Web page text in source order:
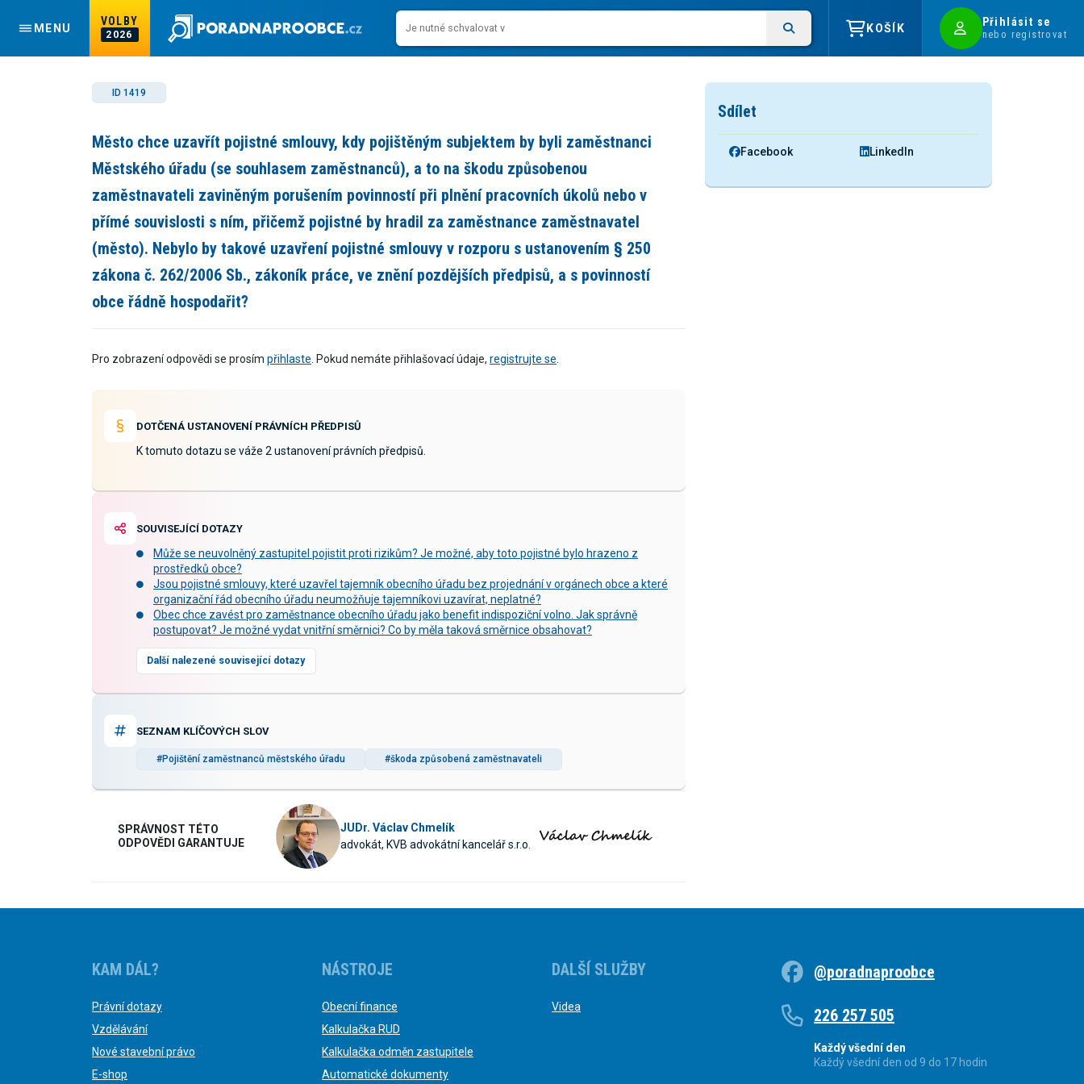
MENU
VOLBY
2026
KOŠÍK Přihlásit se
nebo registrovat
ID 1419
Město chce uzavřít pojistné smlouvy, kdy pojištěným subjektem by byli zaměstnanci
Městského úřadu (se souhlasem zaměstnanců), a to na škodu způsobenou
zaměstnavateli zaviněným porušením povinností při plnění pracovních úkolů nebo v
přímé souvislosti s ním, přičemž pojistné by hradil za zaměstnance zaměstnavatel
(město). Nebylo by takové uzavření pojistné smlouvy v rozporu s ustanovením § 250
zákona č. 262/2006 Sb., zákoník práce, ve znění pozdějších předpisů, a s povinností
obce řádně hospodařit?
Pro zobrazení odpovědi se prosím přihlaste . Pokud nemáte přihlašovací údaje, registrujte se
DOTČENÁ USTANOVENÍ PRÁVNÍCH PŘEDPISŮ
K tomuto dotazu se váže 2 ustanovení právních předpisů.
SOUVISEJÍCÍ DOTAZY
Může se neuvolněný zastupitel pojistit proti rizikům? Je možné, aby toto pojistné bylo hrazeno z
prostředků obce?
Jsou pojistné smlouvy, které uzavřel tajemník obecního úřadu bez projednání v orgánech obce a které
organizační řád obecního úřadu neumožňuje tajemníkovi uzavírat, neplatné?
Obec chce zavést pro zaměstnance obecního úřadu jako benefit indispoziční volno. Jak správně
postupovat? Je možné vydat vnitřní směrnici? Co by měla taková směrnice obsahovat?
Další nalezené související dotazy
SEZNAM KLÍČOVÝCH SLOV
#Pojištění zaměstnanců městského úřadu #škoda způsobená zaměstnavateli
SPRÁVNOST TÉTO
ODPOVĚDI GARANTUJE
JUDr. Václav Chmelík
advokát, KVB advokátní kancelář s.r.o.
Sdílet
Facebook LinkedIn
KAM DÁL?
Právní dotazy
Vzdělávání
Nové stavební právo
E-shop
NÁSTROJE
Obecní finance
Kalkulačka RUD
Kalkulačka odměn zastupitele
Automatické dokumenty
DALŠÍ SLUŽBY
Videa
@poradnaproobce
226 257 505
Každý všední den
Každý všední den od 9 do 17 hodin